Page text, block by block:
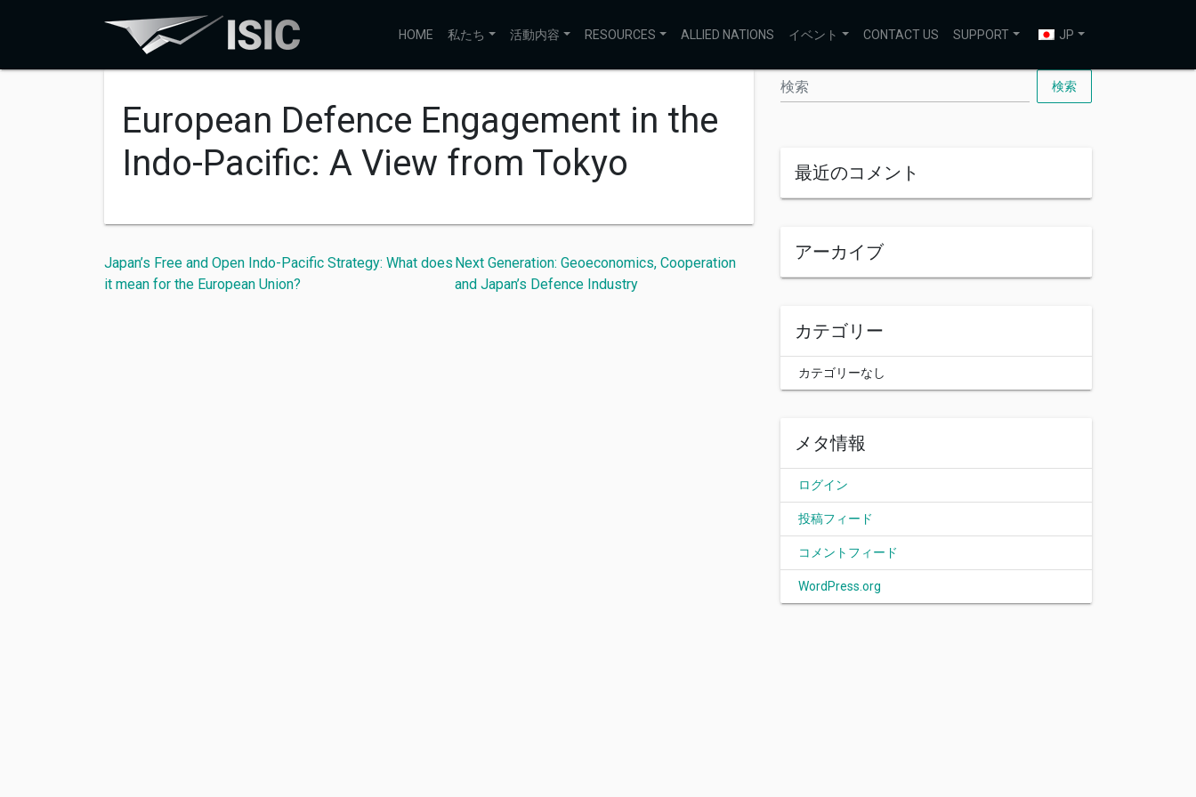
HOME 私たち 活動内容 RESOURCES ALLIED NATIONS イベント CONTACT US SUPPORT JP
European Defence Engagement in the
Indo-Pacific: A View from Tokyo
Japan’s Free and Open Indo-Pacific Strategy: What does
it mean for the European Union?
Next Generation: Geoeconomics, Cooperation
and Japan’s Defence Industry
検索
最近のコメント
アーカイブ
カテゴリー
カテゴリーなし
メタ情報
ログイン
投稿フィード
コメントフィード
WordPress.org